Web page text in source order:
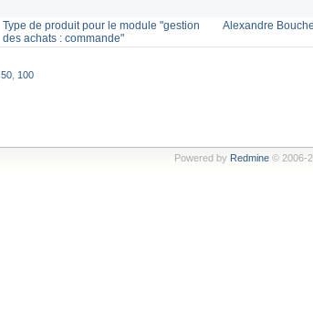
Type de produit pour le module "gestion
des achats : commande"
Alexandre
50 100
Powered by Redmine© 2006-